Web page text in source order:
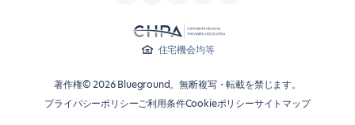
住宅機会均等
著作権© 2026 Blueground。無断複写・転載を禁じます。
プライバシーポリシーご利用条件Cookieポリシーサイトマップ